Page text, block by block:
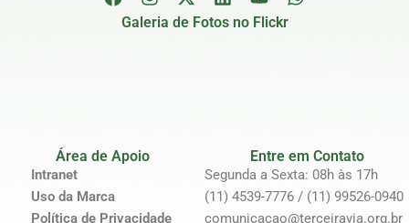
Galeria de Fotos no Flickr
Área de Apoio
Intranet
Uso da Marca
Política de Privacidade
Entre em Contato
Segunda a Sexta: 08h às 17h
(11) 4539-7776 / (11) 99526-0940
comunicacao@terceiravia.org.br